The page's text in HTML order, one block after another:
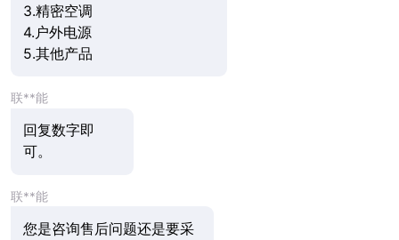
3.精密空调
4.户外电源
5.其他产品
联**能
回复数字即
可。
联**能
您是咨询售后问题还是要采